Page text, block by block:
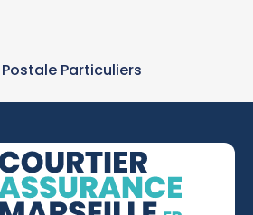
Particuliers